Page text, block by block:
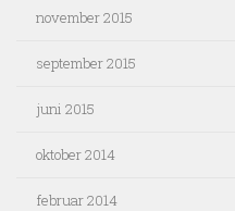
november 2015
september 2015
juni 2015
oktober 2014
februar 2014